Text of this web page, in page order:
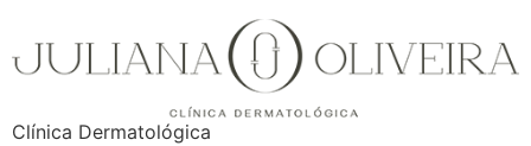
Clínica Dermatológica